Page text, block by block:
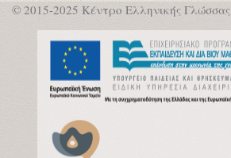
© 2015-2025 Κέντρο Ελληνικής Γλώσσας